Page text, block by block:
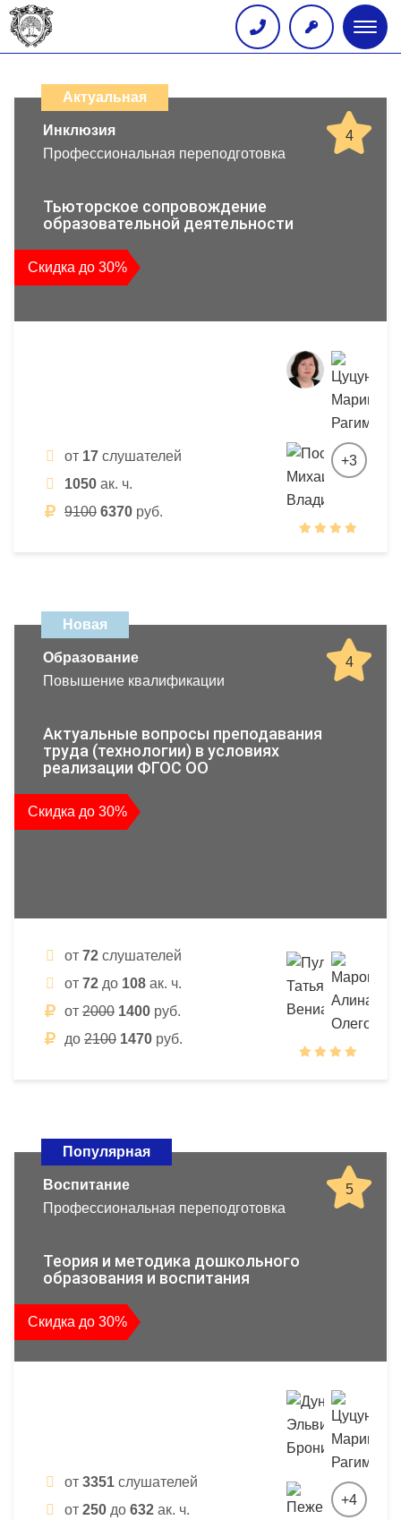
меню
дистанционных
образовательных
повышения
квалификации
и
профессиональной
Актуальная
4
Инклюзия
Профессиональная переподготовка
Тьюторское сопровождение
образовательной деятельности
Скидка до 30%
от 17 слушателей
1050 ак. ч.
9100 6370 руб.
+3
Новая
4
Образование
Повышение квалификации
Актуальные вопросы преподавания
труда (технологии) в условиях
реализации ФГОС ОО
Скидка до 30%
от 72 слушателей
от 72 до 108 ак. ч.
от 2000 1400 руб.
до 2100 1470 руб.
Популярная
5
Воспитание
Профессиональная переподготовка
Теория и методика дошкольного
образования и воспитания
Скидка до 30%
от 3351 слушателей
от 250 до 632 ак. ч.
+4